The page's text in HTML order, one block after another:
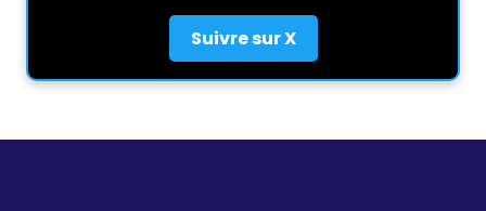
Suivre sur X